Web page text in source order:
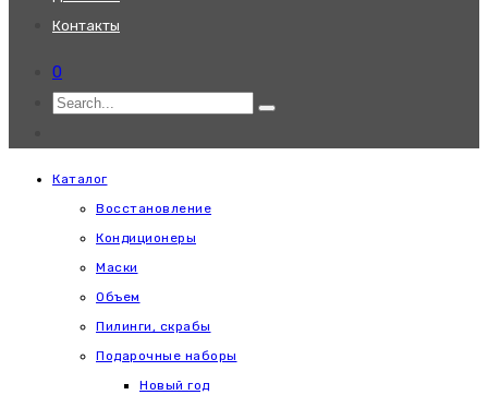
Контакты
0
Каталог
Восстановление
Кондиционеры
Маски
Объем
Пилинги, скрабы
Подарочные наборы
Новый год